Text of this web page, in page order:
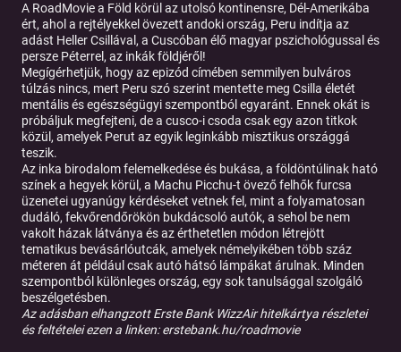
A RoadMovie a Föld körül az utolsó kontinensre, Dél-Amerikába
ért, ahol a rejtélyekkel övezett andoki ország, Peru indítja az
adást Heller Csillával, a Cuscóban élő magyar pszichológussal és
persze Péterrel, az inkák földjéről!
Megígérhetjük, hogy az epizód címében semmilyen bulváros
túlzás nincs, mert Peru szó szerint mentette meg Csilla életét
mentális és egészségügyi szempontból egyaránt. Ennek okát is
próbáljuk megfejteni, de a cusco-i csoda csak egy azon titkok
közül, amelyek Perut az egyik leginkább misztikus országgá
teszik.
Az inka birodalom felemelkedése és bukása, a földöntúlinak ható
színek a hegyek körül, a Machu Picchu-t övező felhők furcsa
üzenetei ugyanúgy kérdéseket vetnek fel, mint a folyamatosan
dudáló, fekvőrendőrökön bukdácsoló autók, a sehol be nem
vakolt házak látványa és az érthetetlen módon létrejött
tematikus bevásárlóutcák, amelyek némelyikében több száz
méteren át például csak autó hátsó lámpákat árulnak. Minden
szempontból különleges ország, egy sok tanulsággal szolgáló
beszélgetésben.
Az adásban elhangzott Erste Bank WizzAir hitelkártya részletei
és feltételei ezen a linken: erstebank.hu/roadmovie